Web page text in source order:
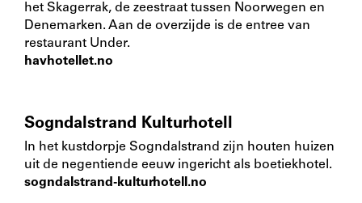
het Skagerrak, de zeestraat tussen Noorwegen en
Denemarken. Aan de overzijde is de entree van
restaurant Under.
havhotellet.no
Sogndalstrand Kulturhotell
In het kustdorpje Sogndalstrand zijn houten huizen
uit de negentiende eeuw ingericht als boetiekhotel.
sogndalstrand-kulturhotell.no